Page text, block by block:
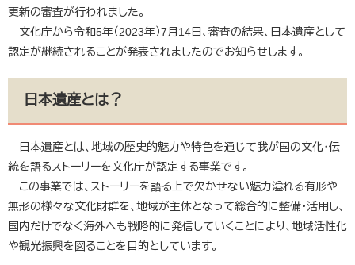
更新の審査が行われました。
文化庁から令和5年（2023年）7月14日、審査の結果、日本遺産として
認定が継続されることが発表されましたのでお知らせします。
日本遺産とは？
日本遺産とは、地域の歴史的魅力や特色を通じて我が国の文化・伝
統を語るストーリーを文化庁が認定する事業です。
この事業では、ストーリーを語る上で欠かせない魅力溢れる有形や
無形の様々な文化財群を、地域が主体となって総合的に整備・活用し、
国内だけでなく海外へも戦略的に発信していくことにより、地域活性化
や観光振興を図ることを目的としています。